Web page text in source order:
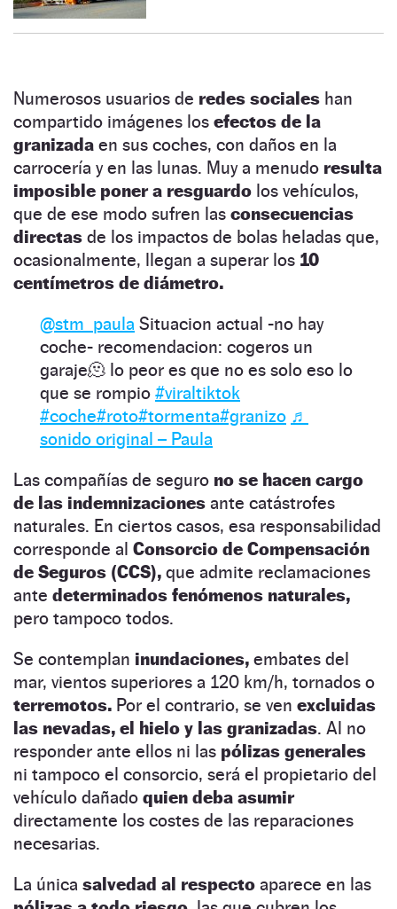
Numerosos usuarios de redes sociales han
compartido imágenes los efectos de la
granizada en sus coches, con daños en la
carrocería y en las lunas. Muy a menudo resulta
imposible poner a resguardo los vehículos,
que de ese modo sufren las consecuencias
directas de los impactos de bolas heladas que,
ocasionalmente, llegan a superar los 10
centímetros de diámetro.
@stm_paula Situacion actual -no hay
coche- recomendacion: cogeros un
garaje🫠 lo peor es que no es solo eso lo
que se rompio #viraltiktok
#coche#roto#tormenta#granizo ♬
sonido original – Paula
Las compañías de seguro no se hacen cargo
de las indemnizaciones ante catástrofes
naturales. En ciertos casos, esa responsabilidad
corresponde al Consorcio de Compensación
de Seguros (CCS), que admite reclamaciones
ante determinados fenómenos naturales,
pero tampoco todos.
Se contemplan inundaciones, embates del
mar, vientos superiores a 120 km/h, tornados o
terremotos. Por el contrario, se ven excluidas
las nevadas, el hielo y las granizadas. Al no
responder ante ellos ni las pólizas generales
ni tampoco el consorcio, será el propietario del
vehículo dañado quien deba asumir
directamente los costes de las reparaciones
necesarias.
La única salvedad al respecto aparece en las